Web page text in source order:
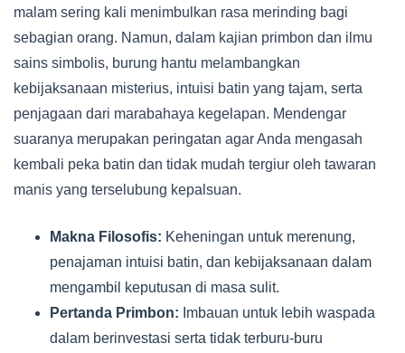
malam sering kali menimbulkan rasa merinding bagi
sebagian orang. Namun, dalam kajian primbon dan ilmu
sains simbolis, burung hantu melambangkan
kebijaksanaan misterius, intuisi batin yang tajam, serta
penjagaan dari marabahaya kegelapan. Mendengar
suaranya merupakan peringatan agar Anda mengasah
kembali peka batin dan tidak mudah tergiur oleh tawaran
manis yang terselubung kepalsuan.
Makna Filosofis: Keheningan untuk merenung,
penajaman intuisi batin, dan kebijaksanaan dalam
mengambil keputusan di masa sulit.
Pertanda Primbon: Imbauan untuk lebih waspada
dalam berinvestasi serta tidak terburu-buru